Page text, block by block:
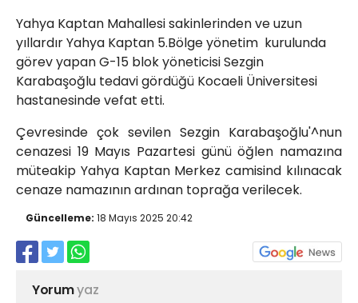
Yahya Kaptan Mahallesi sakinlerinden ve uzun
yıllardır Yahya Kaptan 5.Bölge yönetim kurulunda
görev yapan G-15 blok yöneticisi Sezgin
Karabaşoğlu tedavi gördüğü Kocaeli Üniversitesi
hastanesinde vefat etti.
Çevresinde çok sevilen Sezgin Karabaşoğlu'^nun
cenazesi 19 Mayıs Pazartesi günü öğlen namazına
müteakip Yahya Kaptan Merkez camisind kılınacak
cenaze namazının ardınan toprağa verilecek.
Güncelleme: 18 Mayıs 2025 20:42
Yorumyaz
Yahya Kaptan Mahallesi
Akkavaklar Caddesi No:17/4 İzmit-
KOCAELİ
kocaelisokak@gmail.com